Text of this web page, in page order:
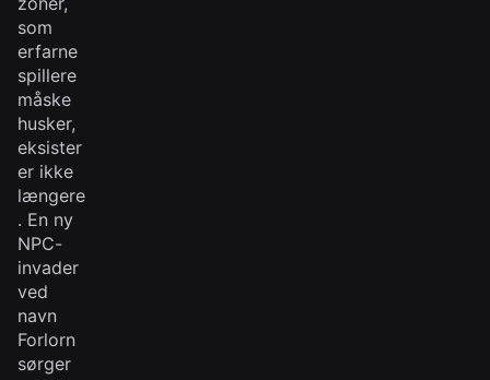
som
erfarne
spillere
måske
husker,
eksister
er ikke
længere
. En ny
NPC-
invader
ved
navn
Forlorn
sørger